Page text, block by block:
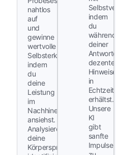
nahtlos
auf
und
gewinne
wertvolle
Selbsterkenntnis,
indem
du
deine
Leistung
im
Nachhinein
ansiehst.
Analysiere
deine
Körpersprache,
indem
du
während
deiner
dezente
Hinweise
in
Echtzeit
erhältst.
Unsere
KI
gibt
sanfte
Impulse